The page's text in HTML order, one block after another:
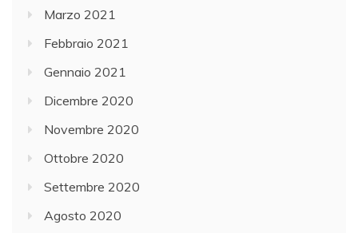
Marzo 2021
Febbraio 2021
Gennaio 2021
Dicembre 2020
Novembre 2020
Ottobre 2020
Settembre 2020
Agosto 2020